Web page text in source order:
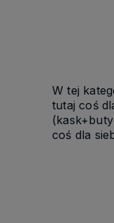
W tej
tutaj coś
coś dla